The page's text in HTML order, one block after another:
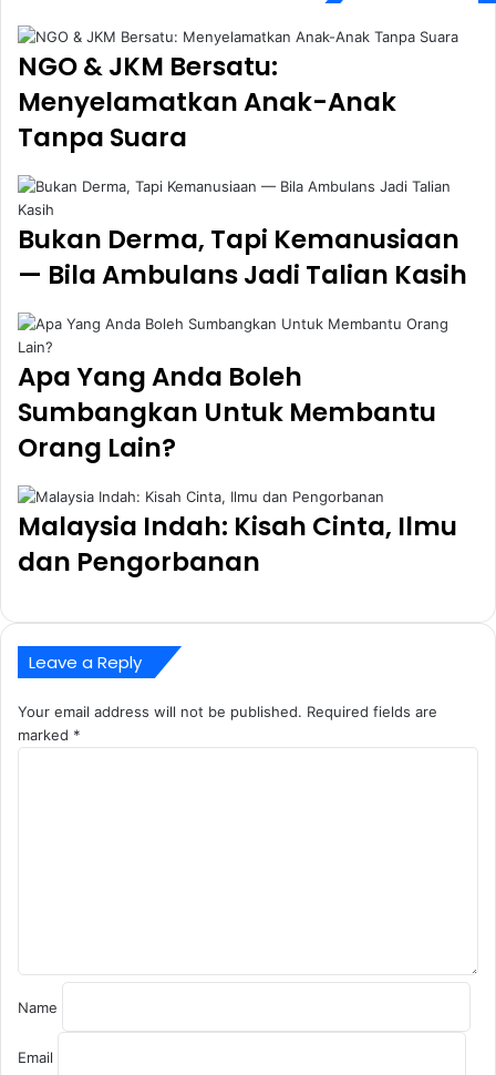
NGO & JKM Bersatu:
Menyelamatkan Anak-Anak
Tanpa Suara
Bukan Derma, Tapi Kemanusiaan
— Bila Ambulans Jadi Talian Kasih
Apa Yang Anda Boleh
Sumbangkan Untuk Membantu
Orang Lain?
Malaysia Indah: Kisah Cinta, Ilmu
dan Pengorbanan
Leave a Reply
Your email address will not be published. Required fields are
marked *
Name
Email